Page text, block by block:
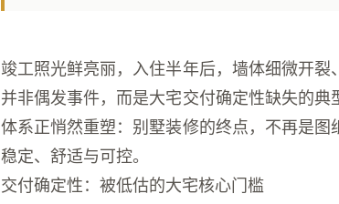
竣工照光鲜亮丽，入住半年后，墙体细微开
并非偶发事件，而是大宅交付确定性缺失的
体系正悄然重塑：别墅装修的终点，不再是
稳定、舒适与可控。
交付确定性：被低估的大宅核心门槛